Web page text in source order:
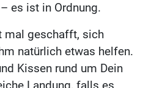
es ist in Ordnung.
mal geschafft, sich
natürlich etwas helfen.
Kissen rund um Dein
Landung, falls es